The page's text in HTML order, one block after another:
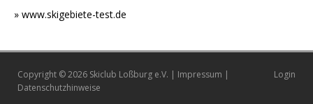
» www.skigebiete-test.de
Copyright © 2026 Skiclub Loßburg e.V. | Impressum |
Datenschutzhinweise
Login